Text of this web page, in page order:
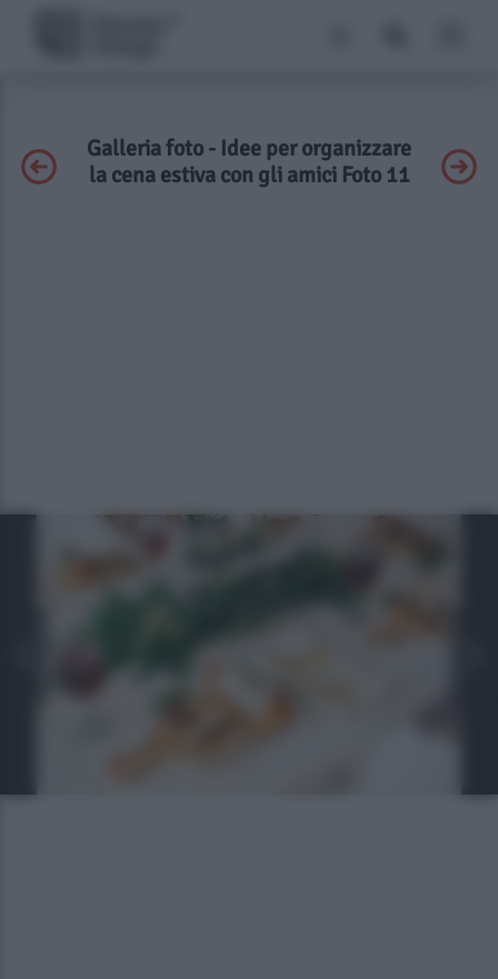
Galleria foto - Idee per organizzare
la cena estiva con gli amici Foto 11